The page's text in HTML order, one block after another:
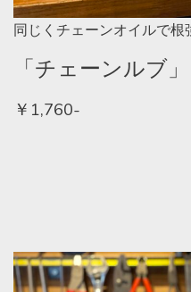
同じくチェーンオイルで
「チェーンルブ」
￥1,760-